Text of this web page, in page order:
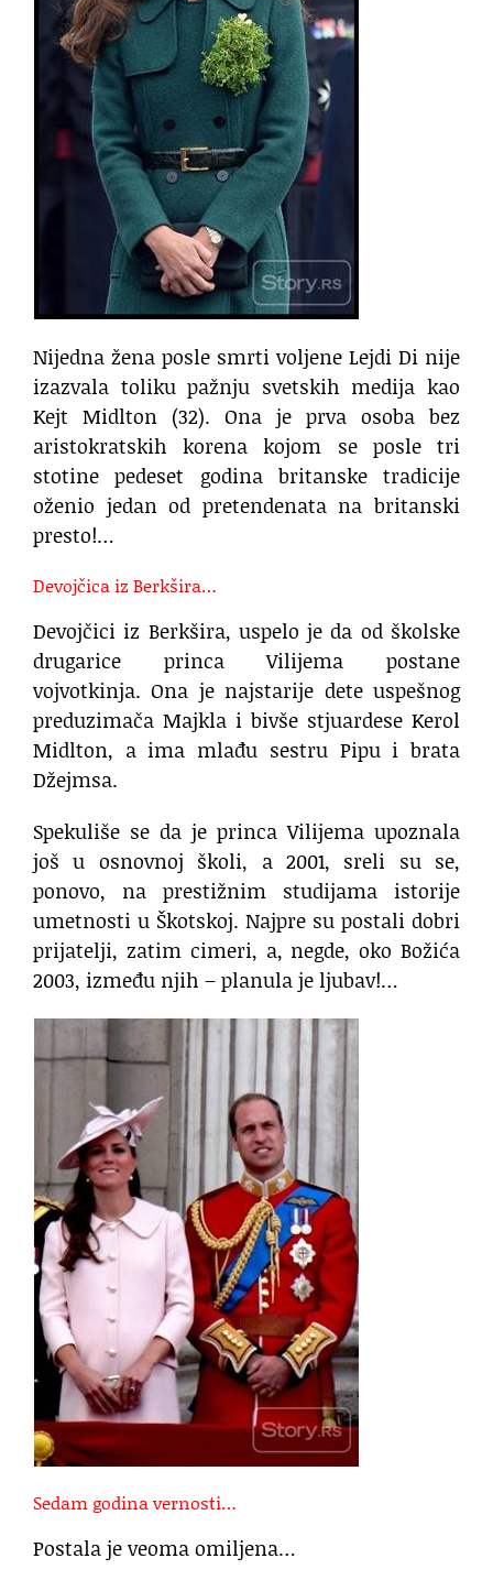
Nijedna žena posle smrti voljene Lejdi Di nije
izazvala toliku pažnju svetskih medija kao
Kejt Midlton (32). Ona je prva osoba bez
aristokratskih korena kojom se posle tri
stotine pedeset godina britanske tradicije
oženio jedan od pretendenata na britanski
presto!…
Devojčica iz Berkšira…
Devojčici iz Berkšira, uspelo je da od školske
drugarice princa Vilijema postane
vojvotkinja. Ona je najstarije dete uspešnog
preduzimača Majkla i bivše stjuardese Kerol
Midlton, a ima mlađu sestru Pipu i brata
Džejmsa.
Spekuliše se da je princa Vilijema upoznala
još u osnovnoj školi, a 2001, sreli su se,
ponovo, na prestižnim studijama istorije
umetnosti u Škotskoj. Najpre su postali dobri
prijatelji, zatim cimeri, a, negde, oko Božića
2003, između njih – planula je ljubav!…
Sedam godina vernosti…
Postala je veoma omiljena…